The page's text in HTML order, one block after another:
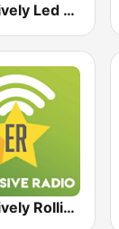
Exclusively Led Zeppelin
Exclusively Rolling Stones